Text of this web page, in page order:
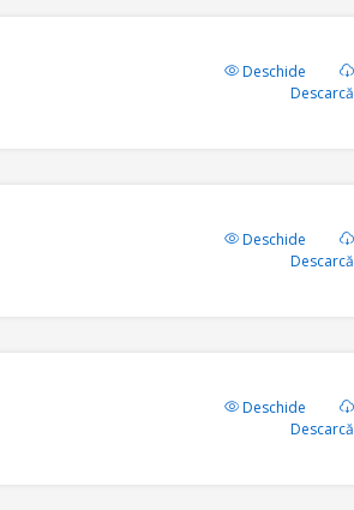
Deschide
Descarcă
Deschide
Descarcă
Deschide
Descarcă